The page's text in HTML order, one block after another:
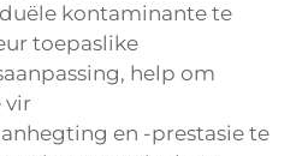
kontaminante te
toepaslike
help om
vir
en -prestasie te